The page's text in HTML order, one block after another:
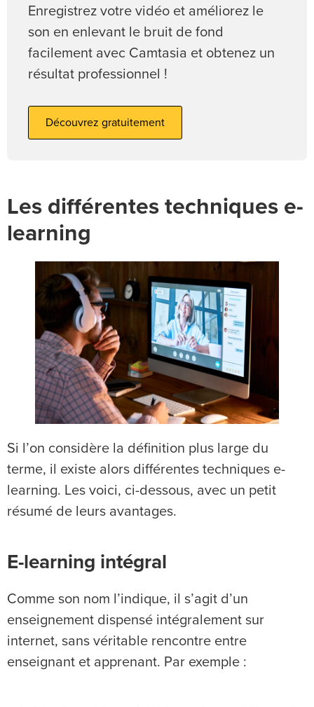
Enregistrez votre vidéo et améliorez le
son en enlevant le bruit de fond
facilement avec Camtasia et obtenez un
résultat professionnel !
Découvrez gratuitement
Les différentes techniques e-
learning
Si l’on considère la définition plus large du
terme, il existe alors différentes techniques e-
learning. Les voici, ci-dessous, avec un petit
résumé de leurs avantages.
E-learning intégral
Comme son nom l’indique, il s’agit d’un
enseignement dispensé intégralement sur
internet, sans véritable rencontre entre
enseignant et apprenant. Par exemple :